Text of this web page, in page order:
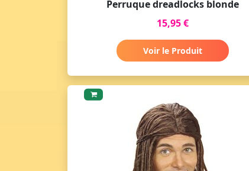
Perruque dreadlocks blonde
15,95 €
Voir le Produit